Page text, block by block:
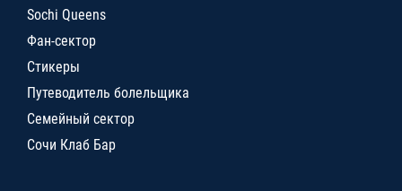
Sochi Queens
Фан-сектор
Стикеры
Путеводитель болельщика
Семейный сектор
Сочи Клаб Бар